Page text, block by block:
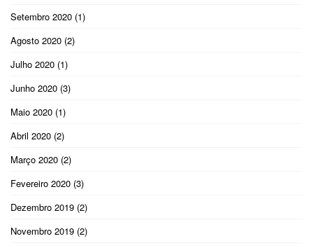
Setembro 2020 (1)
Agosto 2020 (2)
Julho 2020 (1)
Junho 2020 (3)
Maio 2020 (1)
Abril 2020 (2)
Março 2020 (2)
Fevereiro 2020 (3)
Dezembro 2019 (2)
Novembro 2019 (2)